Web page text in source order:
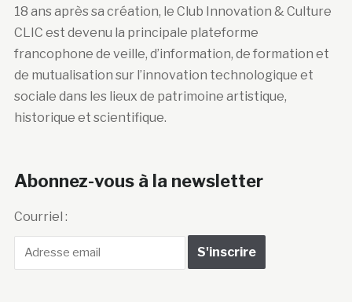
18 ans après sa création, le Club Innovation & Culture
CLIC est devenu la principale plateforme
francophone de veille, d’information, de formation et
de mutualisation sur l’innovation technologique et
sociale dans les lieux de patrimoine artistique,
historique et scientifique.
Abonnez-vous à la newsletter
Courriel :